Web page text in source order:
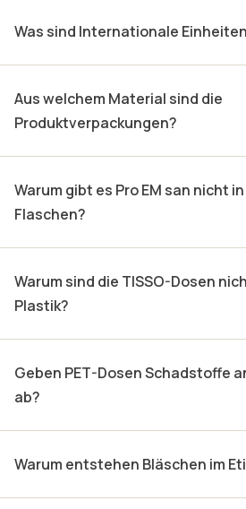
Was sind Internationale
Aus welchem Material sind die
Produktverpackungen?
Warum gibt es Pro EM san nicht
Flaschen?
Warum sind die TISSO-Dosen
Plastik?
Geben PET-Dosen Schadstoffe
ab?
Warum entstehen Bläschen im